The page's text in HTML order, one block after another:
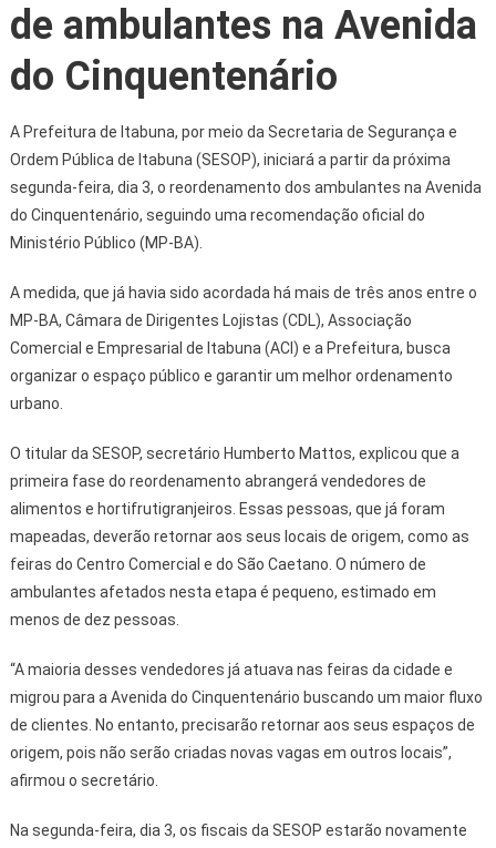
de ambulantes na Avenida
do Cinquentenário
A Prefeitura de Itabuna, por meio da Secretaria de Segurança e
Ordem Pública de Itabuna (SESOP), iniciará a partir da próxima
segunda-feira, dia 3, o reordenamento dos ambulantes na Avenida
do Cinquentenário, seguindo uma recomendação oficial do
Ministério Público (MP-BA).
A medida, que já havia sido acordada há mais de três anos entre o
MP-BA, Câmara de Dirigentes Lojistas (CDL), Associação
Comercial e Empresarial de Itabuna (ACI) e a Prefeitura, busca
organizar o espaço público e garantir um melhor ordenamento
urbano.
O titular da SESOP, secretário Humberto Mattos, explicou que a
primeira fase do reordenamento abrangerá vendedores de
alimentos e hortifrutigranjeiros. Essas pessoas, que já foram
mapeadas, deverão retornar aos seus locais de origem, como as
feiras do Centro Comercial e do São Caetano. O número de
ambulantes afetados nesta etapa é pequeno, estimado em
menos de dez pessoas.
“A maioria desses vendedores já atuava nas feiras da cidade e
migrou para a Avenida do Cinquentenário buscando um maior fluxo
de clientes. No entanto, precisarão retornar aos seus espaços de
origem, pois não serão criadas novas vagas em outros locais”,
afirmou o secretário.
Na segunda-feira, dia 3, os fiscais da SESOP estarão novamente